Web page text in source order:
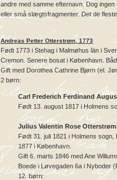
andre med samme efternavn. Dog
eller små slægtsfragmenter. Det de
Andreas Petter Otterstrøm, 1773
Født 1773 i Stehag i Malmøhus län i
Cremon. Senere bosat i København.
Gift med Dorothea Cathrine Bjørn (el.
2 børn:
Carl Frederich Ferdinand
Født 13. august 1817 i Holmens
Julius Valentin Rose
Født 31. juli 1821 i Holmens
1877 i København.
Gift 6. marts 1846 med Ane
Boede i Løvegaden 6a i Nyboder
12. børn: